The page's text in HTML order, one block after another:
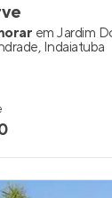
em Jardim
, Indaiatuba